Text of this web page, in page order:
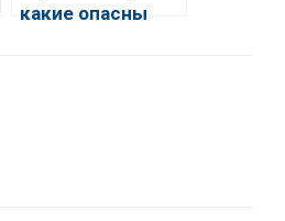
какие опасны